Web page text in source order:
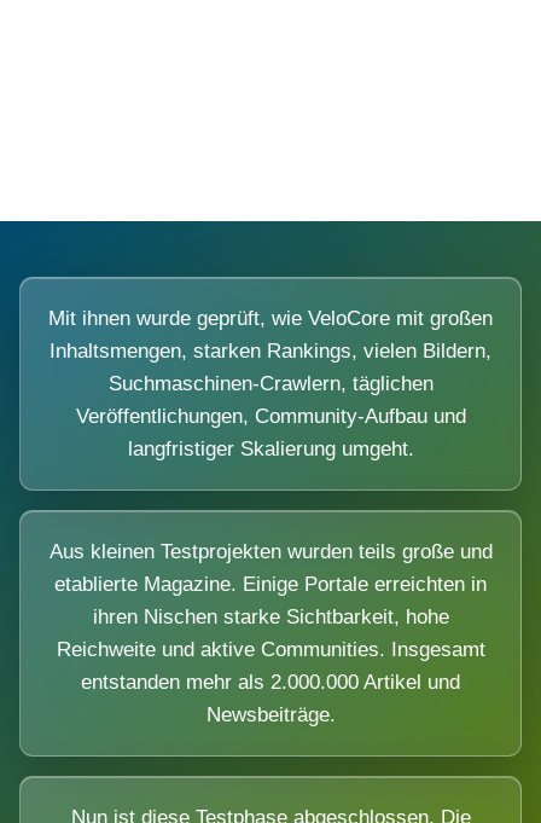
Mit ihnen wurde geprüft, wie VeloCore mit großen
Inhaltsmengen, starken Rankings, vielen Bildern,
Suchmaschinen-Crawlern, täglichen
Veröffentlichungen, Community-Aufbau und
langfristiger Skalierung umgeht.
Aus kleinen Testprojekten wurden teils große und
etablierte Magazine. Einige Portale erreichten in
ihren Nischen starke Sichtbarkeit, hohe
Reichweite und aktive Communities. Insgesamt
entstanden mehr als 2.000.000 Artikel und
Newsbeiträge.
Nun ist diese Testphase abgeschlossen. Die